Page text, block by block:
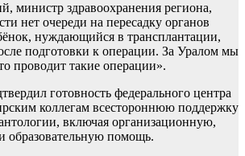
министр здравоохранения региона,
нет очереди на пересадку органов
нуждающийся в трансплантации,
подготовки к операции. За Уралом мы
проводит такие операции».
готовность федерального центра
коллегам всестороннюю поддержку
включая организационную,
образовательную помощь.